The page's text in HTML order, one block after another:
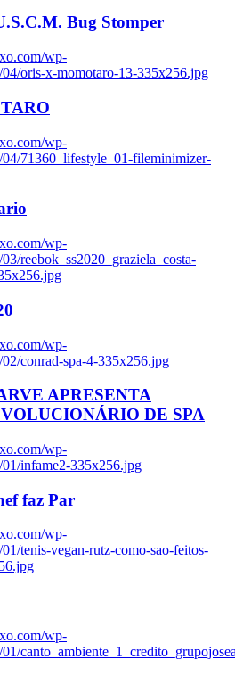
Bug Stomper
wp-
oris-x-momotaro-13-335x256.jpg
wp-
04/71360_lifestyle_01-fileminimizer-
wp-
reebok_ss2020_graziela_costa-
wp-
conrad-spa-4-335x256.jpg
APRESENTA
DE SPA
wp-
infame2-335x256.jpg
faz Par
wp-
tenis-vegan-rutz-como-sao-feitos-
wp-